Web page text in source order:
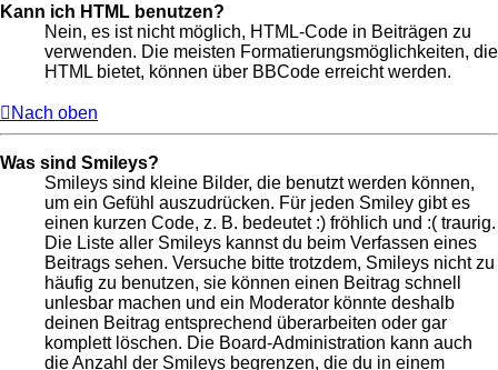
Kann ich HTML benutzen?
Nein, es ist nicht möglich, HTML-Code in Beiträgen zu
verwenden. Die meisten Formatierungsmöglichkeiten, die
HTML bietet, können über BBCode erreicht werden.
Nach oben
Was sind Smileys?
Smileys sind kleine Bilder, die benutzt werden können,
um ein Gefühl auszudrücken. Für jeden Smiley gibt es
einen kurzen Code, z. B. bedeutet :) fröhlich und :( traurig.
Die Liste aller Smileys kannst du beim Verfassen eines
Beitrags sehen. Versuche bitte trotzdem, Smileys nicht zu
häufig zu benutzen, sie können einen Beitrag schnell
unlesbar machen und ein Moderator könnte deshalb
deinen Beitrag entsprechend überarbeiten oder gar
komplett löschen. Die Board-Administration kann auch
die Anzahl der Smileys begrenzen, die du in einem